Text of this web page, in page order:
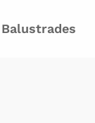
Balustrades